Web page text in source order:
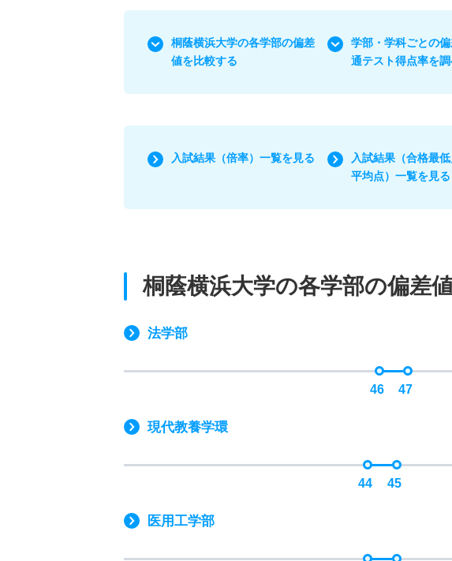
桐蔭横浜大学の各学部の偏差
値を比較する
学部・学科ごとの
通テスト得点率を
入試結果（倍率）一覧を見る
入試結果（合格最
平均点）一覧を見る
桐蔭横浜大学の各学部の偏差
法学部
46 47
現代教養学環
44 45
医用工学部